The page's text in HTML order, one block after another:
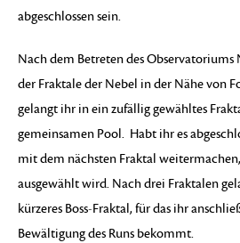
abgeschlossen sein.
Nach dem Betreten des Observatoriums
der Fraktale der Nebel in der Nähe von
gelangt ihr in ein zufällig gewähltes
gemeinsamen Pool. Habt ihr es
mit dem nächsten Fraktal
ausgewählt wird. Nach drei Fraktalen
kürzeres Boss-Fraktal, für das ihr
Bewältigung des Runs bekommt.